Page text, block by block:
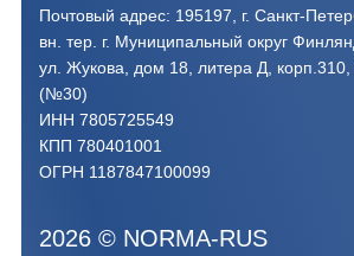
Почтовый адрес: 195197, г. Санкт-
вн. тер. г. Муниципальный округ
ул. Жукова, дом 18, литера Д,
(№30)
ИНН 7805725549
КПП 780401001
ОГРН 1187847100099
2026 © NORMA-RUS